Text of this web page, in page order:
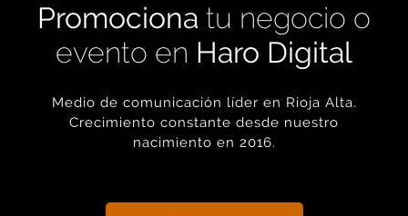
Promociona tu negocio o
evento en Haro Digital
Medio de comunicación líder en Rioja Alta.
Crecimiento constante desde nuestro
nacimiento en 2016.